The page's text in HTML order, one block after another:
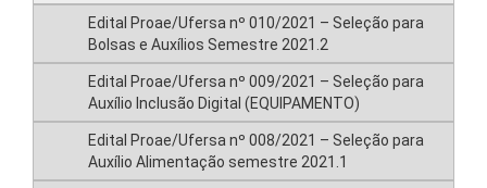
Edital Proae/Ufersa nº 010/2021 – Seleção para
Bolsas e Auxílios Semestre 2021.2
Edital Proae/Ufersa nº 009/2021 – Seleção para
Auxílio Inclusão Digital (EQUIPAMENTO)
Edital Proae/Ufersa nº 008/2021 – Seleção para
Auxílio Alimentação semestre 2021.1